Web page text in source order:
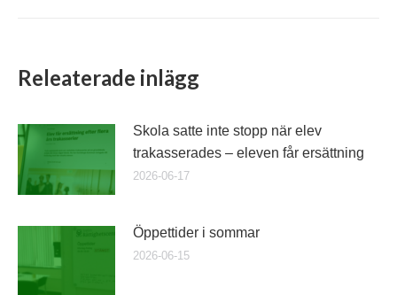
Releaterade inlägg
Skola satte inte stopp när elev
trakasserades – eleven får ersättning
2026-06-17
Öppettider i sommar
2026-06-15